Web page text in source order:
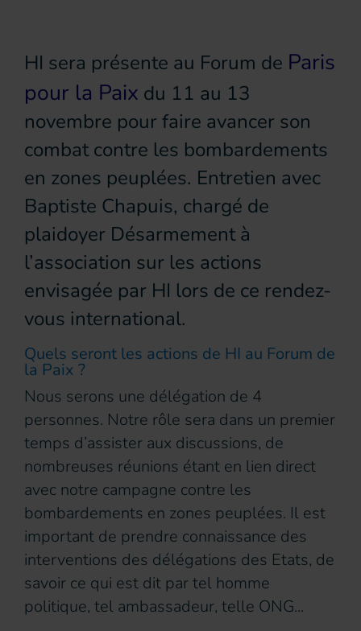
HI sera présente au Forum de Paris
pour la Paix du 11 au 13
novembre pour faire avancer son
combat contre les bombardements
en zones peuplées. Entretien avec
Baptiste Chapuis, chargé de
plaidoyer Désarmement à
l’association sur les actions
envisagée par HI lors de ce rendez-
vous international.
Quels seront les actions de HI au Forum de
la Paix ?
Nous serons une délégation de 4
personnes. Notre rôle sera dans un premier
temps d’assister aux discussions, de
nombreuses réunions étant en lien direct
avec notre campagne contre les
bombardements en zones peuplées. Il est
important de prendre connaissance des
interventions des délégations des Etats, de
savoir ce qui est dit par tel homme
politique, tel ambassadeur, telle ONG...